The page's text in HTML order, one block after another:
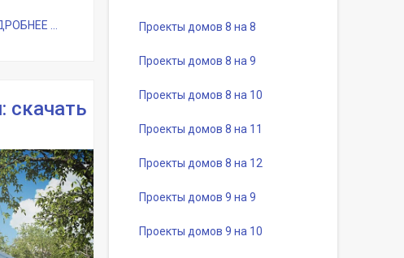
...
скачать
Проекты домов 8 на 8
Проекты домов 8 на 9
Проекты домов 8 на 10
Проекты домов 8 на 11
Проекты домов 8 на 12
Проекты домов 9 на 9
Проекты домов 9 на 10